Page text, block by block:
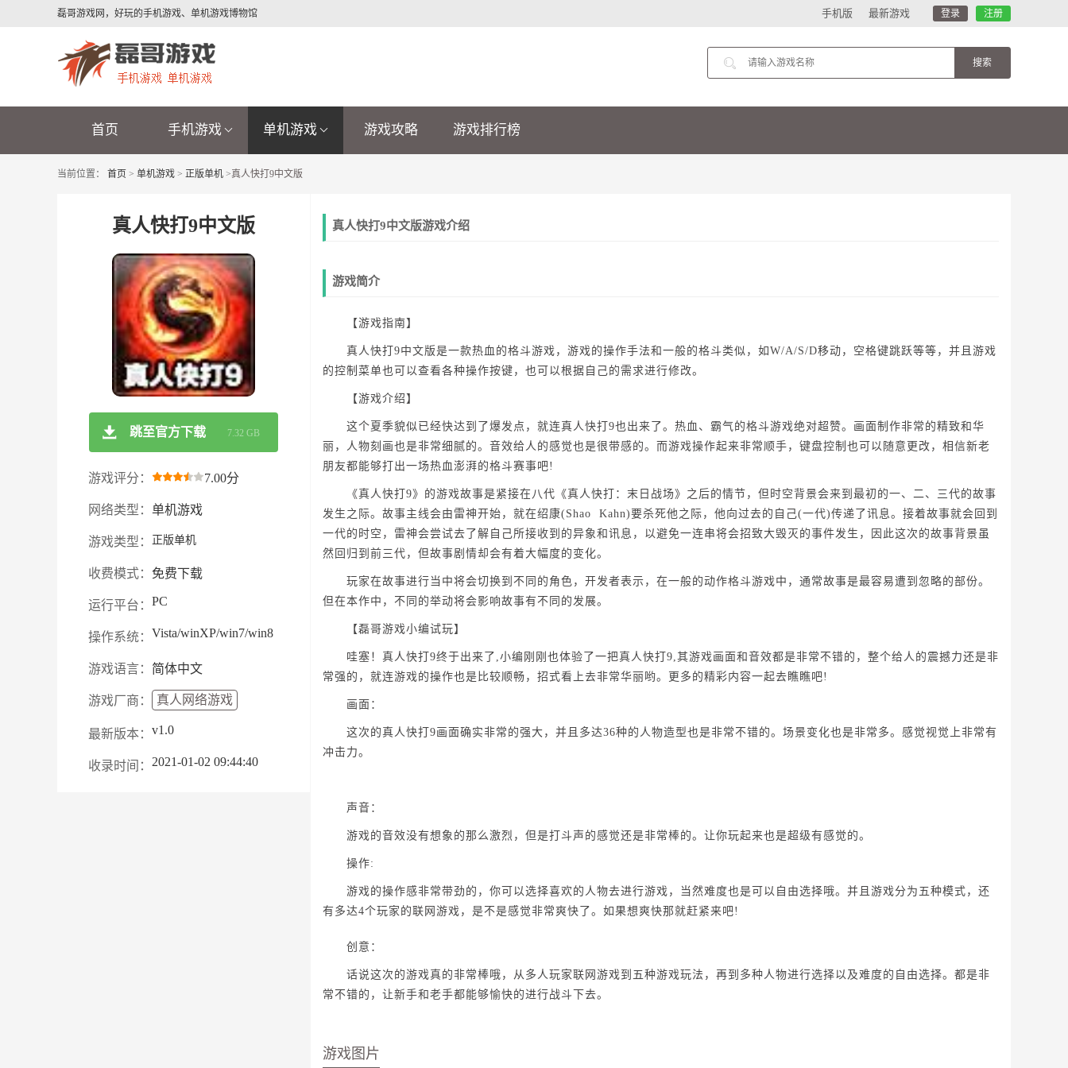
磊哥游戏网，好玩的手机游戏、单机游戏博物馆 最新游戏
手机版 登录 注册
首页 手机游戏 单机游戏 游戏攻略 游戏排行榜
当前位置： 首页 > 单机游戏 > 正版单机 >真人快打9中文版
真人快打9中文版
跳至官方下载 7.32 GB
游戏评分： 7.00分
网络类型： 单机游戏
游戏类型： 正版单机
收费模式： 免费下载
运行平台： PC
操作系统： Vista/winXP/win7/win8
游戏语言： 简体中文
游戏厂商： 真人网络游戏
最新版本： v1.0
收录时间： 2021-01-02 09:44:40
真人快打9中文版游戏介绍
游戏简介
【游戏指南】
真人快打9中文版是一款热血的格斗游戏，游戏的操作手法和一般的格斗类似，如W/A/S/D移动，空格键跳跃等等，并且游戏
的控制菜单也可以查看各种操作按键，也可以根据自己的需求进行修改。
【游戏介绍】
这个夏季貌似已经快达到了爆发点，就连真人快打9也出来了。热血、霸气的格斗游戏绝对超赞。画面制作非常的精致和华
丽，人物刻画也是非常细腻的。音效给人的感觉也是很带感的。而游戏操作起来非常顺手，键盘控制也可以随意更改，相信新老
朋友都能够打出一场热血澎湃的格斗赛事吧!
《真人快打9》的游戏故事是紧接在八代《真人快打：末日战场》之后的情节，但时空背景会来到最初的一、二、三代的故事
发生之际。故事主线会由雷神开始，就在绍康(Shao Kahn)要杀死他之际，他向过去的自己(一代)传递了讯息。接着故事就会回到
一代的时空，雷神会尝试去了解自己所接收到的异象和讯息，以避免一连串将会招致大毁灭的事件发生，因此这次的故事背景虽
然回归到前三代，但故事剧情却会有着大幅度的变化。
玩家在故事进行当中将会切换到不同的角色，开发者表示，在一般的动作格斗游戏中，通常故事是最容易遭到忽略的部份。
但在本作中，不同的举动将会影响故事有不同的发展。
【磊哥游戏小编试玩】
哇塞！真人快打9终于出来了,小编刚刚也体验了一把真人快打9,其游戏画面和音效都是非常不错的，整个给人的震撼力还是非
常强的，就连游戏的操作也是比较顺畅，招式看上去非常华丽哟。更多的精彩内容一起去瞧瞧吧!
画面：
这次的真人快打9画面确实非常的强大，并且多达36种的人物造型也是非常不错的。场景变化也是非常多。感觉视觉上非常有
冲击力。
声音：
游戏的音效没有想象的那么激烈，但是打斗声的感觉还是非常棒的。让你玩起来也是超级有感觉的。
操作:
游戏的操作感非常带劲的，你可以选择喜欢的人物去进行游戏，当然难度也是可以自由选择哦。并且游戏分为五种模式，还
有多达4个玩家的联网游戏，是不是感觉非常爽快了。如果想爽快那就赶紧来吧!
创意：
话说这次的游戏真的非常棒哦，从多人玩家联网游戏到五种游戏玩法，再到多种人物进行选择以及难度的自由选择。都是非
常不错的，让新手和老手都能够愉快的进行战斗下去。
游戏图片